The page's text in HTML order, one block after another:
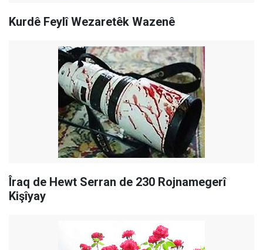
Kurdê Feylî Wezaretêk Wazenê
Îraq de Hewt Serran de 230 Rojnamegerî
Kişîyay